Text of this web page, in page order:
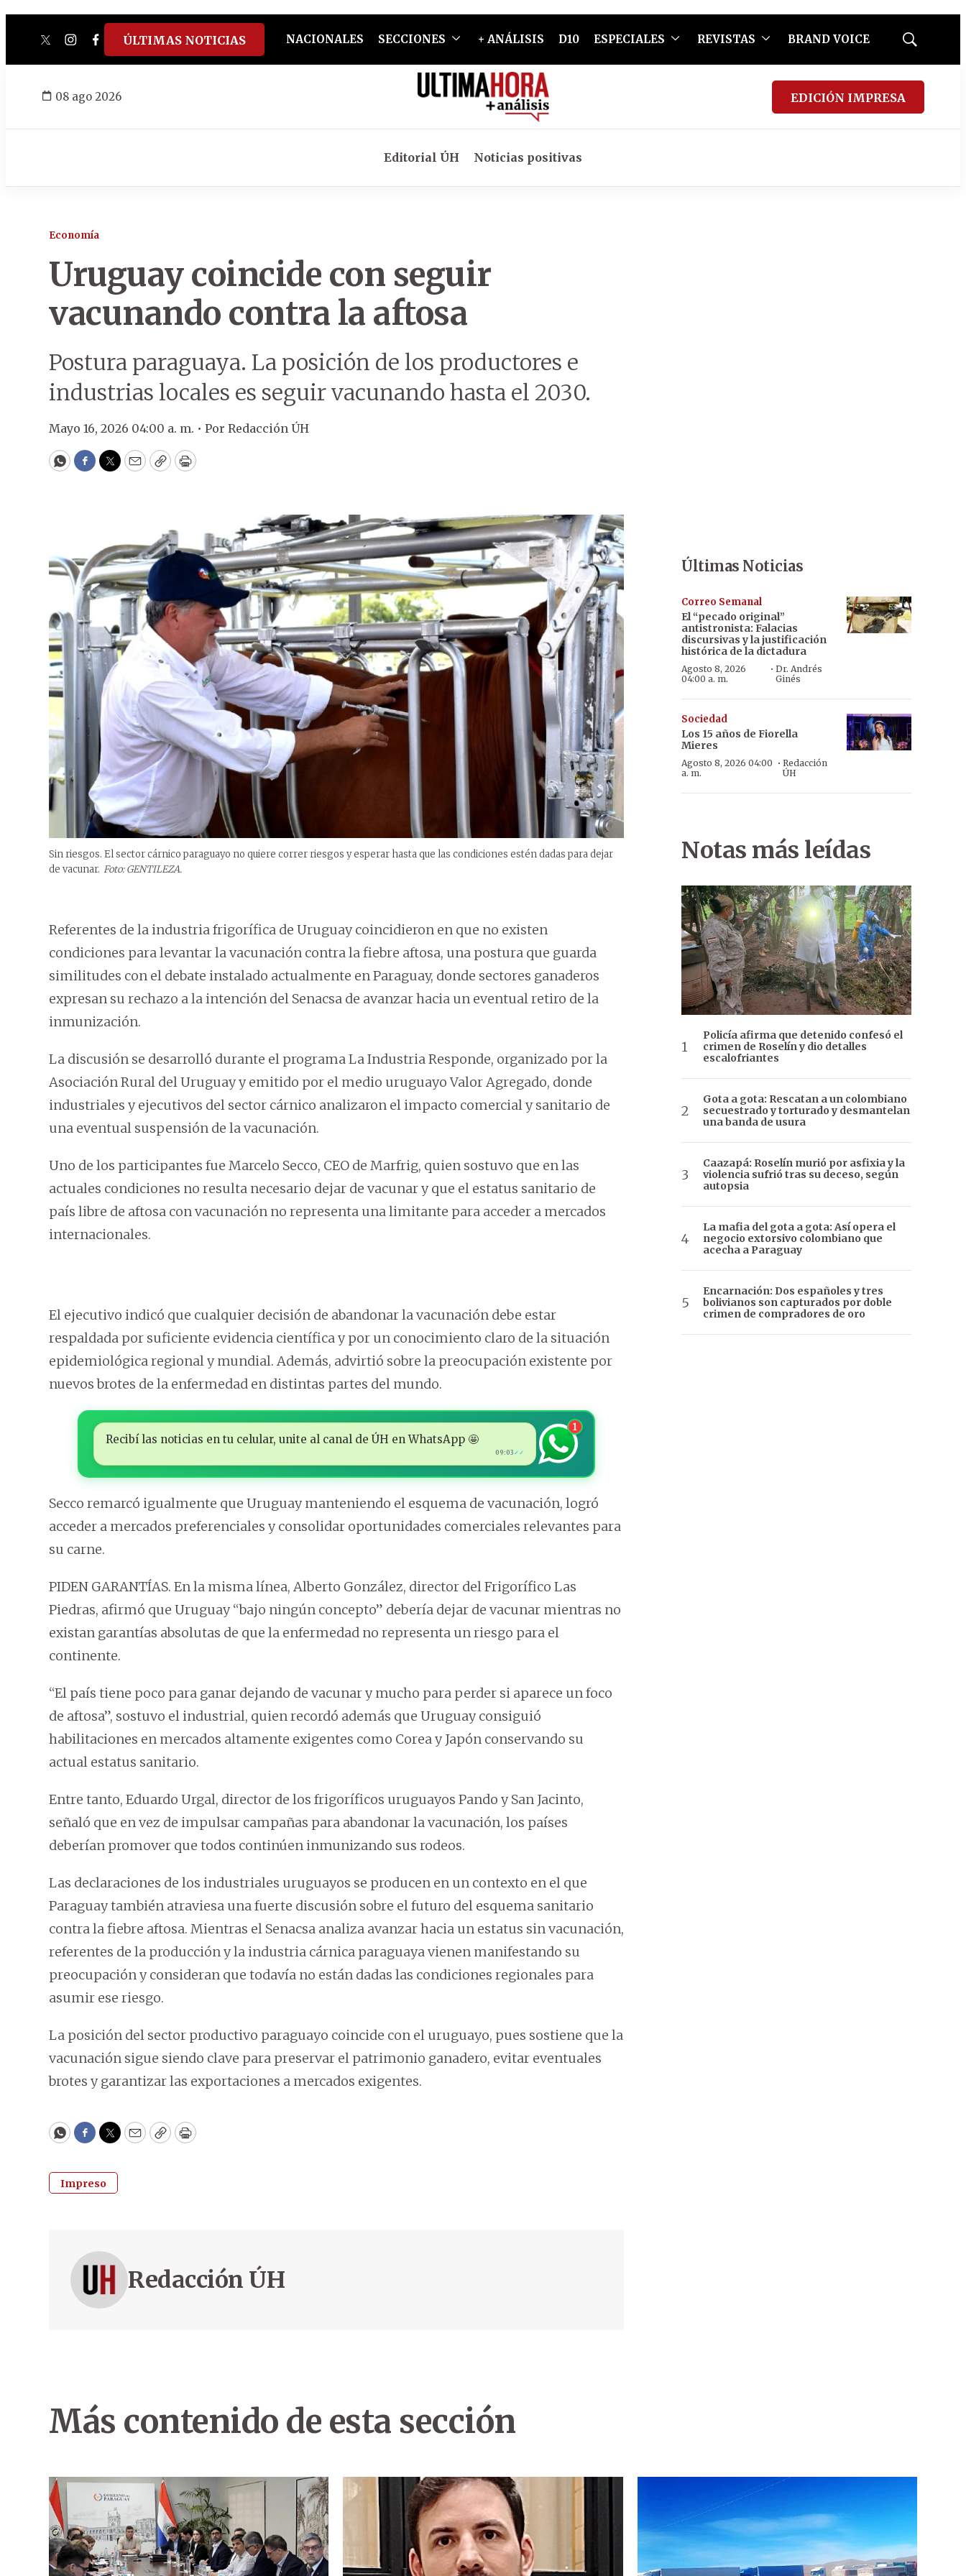
twitterinstagram
facebook
tiktokyoutube
spotify
ÚLTIMAS NOTICIAS NACIONALES SECCIONES + ANÁLISIS D10 ESPECIALES REVISTAS BRAND VOICE
Mostrar
08 ago 2026 EDICIÓN IMPRESA
Editorial ÚH Noticias positivas
Economía
Uruguay coincide con seguir
vacunando contra la aftosa
Postura paraguaya. La posición de los productores e
industrias locales es seguir vacunando hasta el 2030.
Mayo 16, 2026 04:00 a. m. • Por Redacción ÚH
WhatsApp
Facebook
Twitter
EmailCopyPrint
Sin riesgos. El sector cárnico paraguayo no quiere correr riesgos y esperar hasta que las condiciones estén dadas para dejar
de vacunar. Foto: GENTILEZA.
Referentes de la industria frigorífica de Uruguay coincidieron en que no existen
condiciones para levantar la vacunación contra la fiebre aftosa, una postura que guarda
similitudes con el debate instalado actualmente en Paraguay, donde sectores ganaderos
expresan su rechazo a la intención del Senacsa de avanzar hacia un eventual retiro de la
inmunización.
La discusión se desarrolló durante el programa La Industria Responde, organizado por la
Asociación Rural del Uruguay y emitido por el medio uruguayo Valor Agregado, donde
industriales y ejecutivos del sector cárnico analizaron el impacto comercial y sanitario de
una eventual suspensión de la vacunación.
Uno de los participantes fue Marcelo Secco, CEO de Marfrig, quien sostuvo que en las
actuales condiciones no resulta necesario dejar de vacunar y que el estatus sanitario de
país libre de aftosa con vacunación no representa una limitante para acceder a mercados
internacionales.
El ejecutivo indicó que cualquier decisión de abandonar la vacunación debe estar
respaldada por suficiente evidencia científica y por un conocimiento claro de la situación
epidemiológica regional y mundial. Además, advirtió sobre la preocupación existente por
nuevos brotes de la enfermedad en distintas partes del mundo.
Recibí las noticias en tu celular, unite al canal de ÚH en WhatsApp 🤩
09:03 ✓✓
1
Secco remarcó igualmente que Uruguay manteniendo el esquema de vacunación, logró
acceder a mercados preferenciales y consolidar oportunidades comerciales relevantes para
su carne.
PIDEN GARANTÍAS. En la misma línea, Alberto González, director del Frigorífico Las
Piedras, afirmó que Uruguay “bajo ningún concepto” debería dejar de vacunar mientras no
existan garantías absolutas de que la enfermedad no representa un riesgo para el
continente.
“El país tiene poco para ganar dejando de vacunar y mucho para perder si aparece un foco
de aftosa”, sostuvo el industrial, quien recordó además que Uruguay consiguió
habilitaciones en mercados altamente exigentes como Corea y Japón conservando su
actual estatus sanitario.
Entre tanto, Eduardo Urgal, director de los frigoríficos uruguayos Pando y San Jacinto,
señaló que en vez de impulsar campañas para abandonar la vacunación, los países
deberían promover que todos continúen inmunizando sus rodeos.
Las declaraciones de los industriales uruguayos se producen en un contexto en el que
Paraguay también atraviesa una fuerte discusión sobre el futuro del esquema sanitario
contra la fiebre aftosa. Mientras el Senacsa analiza avanzar hacia un estatus sin vacunación,
referentes de la producción y la industria cárnica paraguaya vienen manifestando su
preocupación y consideran que todavía no están dadas las condiciones regionales para
asumir ese riesgo.
La posición del sector productivo paraguayo coincide con el uruguayo, pues sostiene que la
vacunación sigue siendo clave para preservar el patrimonio ganadero, evitar eventuales
brotes y garantizar las exportaciones a mercados exigentes.
WhatsApp
Facebook
Twitter
EmailCopyPrint
Impreso
Redacción ÚH
Últimas Noticias
Correo Semanal
El “pecado original”
antistronista: Falacias
discursivas y la justificación
histórica de la dictadura
Agosto 8, 2026
04:00 a. m.
·Dr. Andrés
Ginés
Sociedad
Los 15 años de Fiorella
Mieres
Agosto 8, 2026 04:00
a. m.
· Redacción
ÚH
Notas más leídas
Policía afirma que detenido confesó el
crimen de Roselín y dio detalles
escalofriantes
Gota a gota: Rescatan a un colombiano
secuestrado y torturado y desmantelan
una banda de usura
Caazapá: Roselín murió por asfixia y la
violencia sufrió tras su deceso, según
autopsia
La mafia del gota a gota: Así opera el
negocio extorsivo colombiano que
acecha a Paraguay
Encarnación: Dos españoles y tres
bolivianos son capturados por doble
crimen de compradores de oro
Más contenido de esta sección